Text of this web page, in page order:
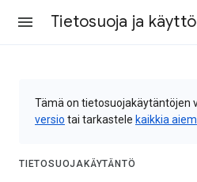
Tietosuoja ja
Tämä on tietosuojakäytäntöjen
versio tai tarkastele kaikkia
TIETOSUOJAKÄYTÄNTÖ